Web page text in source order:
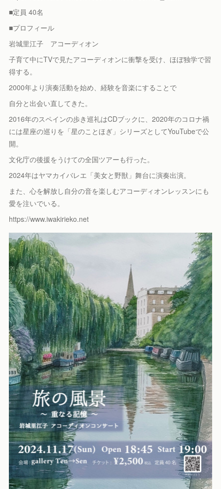
■定員 40名
■プロフィール
岩城里江子 アコーディオン
子育て中にTVで見たアコーディオンに衝撃を受け、ほぼ独学で習
得する。
2000年より演奏活動を始め、経験を音楽にすることで
自分と出会い直してきた。
2016年のスペインの歩き巡礼はCDブックに、2020年のコロナ禍
には星座の巡りを「星のことほぎ」シリーズとしてYouTubeで公
開。
文化庁の後援をうけての全国ツアーも行った。
2024年はヤマカイバレエ「美女と野獣」舞台に演奏出演。
また、心を解放し自分の音を楽しむアコーディオンレッスンにも
愛を注いでいる。
https://www.iwakirieko.net